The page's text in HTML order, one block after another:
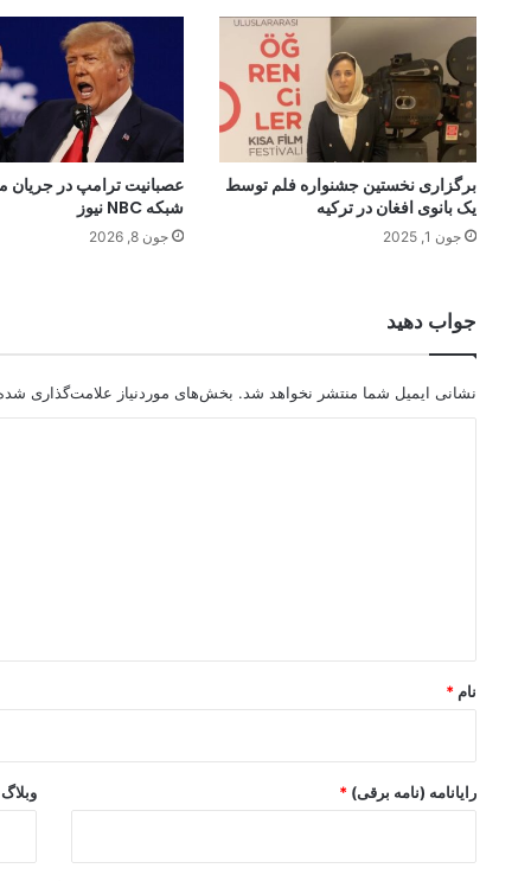
برگزاری نخستین جشنواره فلم توسط
یک بانوی افغان در ترکیه
جون 1, 2025
عصبانیت ترامپ در جریان
شبکه NBC نیوز
جون 8, 2026
جواب دهید
نشانی ایمیل شما منتشر نخواهد شد. بخش‌های موردنیاز علامت‌گذاری
نام *
رایانامه (نامه برقی) * وبلاگ